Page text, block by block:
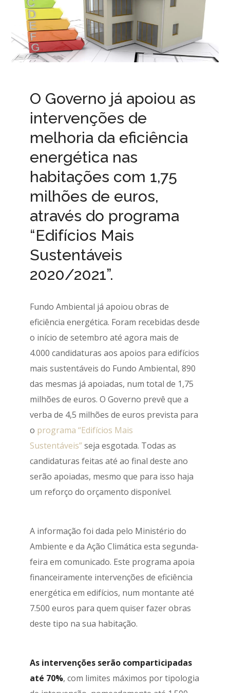
O Governo já apoiou as
intervenções de
melhoria da eficiência
energética nas
habitações com 1,75
milhões de euros,
através do programa
“Edifícios Mais
Sustentáveis
2020/2021”.
Fundo Ambiental já apoiou obras de
eficiência energética. Foram recebidas desde
o início de setembro até agora mais de
4.000 candidaturas aos apoios para edifícios
mais sustentáveis do Fundo Ambiental, 890
das mesmas já apoiadas, num total de 1,75
milhões de euros. O Governo prevê que a
verba de 4,5 milhões de euros prevista para
o programa “Edifícios Mais
Sustentáveis” seja esgotada. Todas as
candidaturas feitas até ao final deste ano
serão apoiadas, mesmo que para isso haja
um reforço do orçamento disponível.
A informação foi dada pelo Ministério do
Ambiente e da Ação Climática esta segunda-
feira em comunicado. Este programa apoia
financeiramente intervenções de eficiência
energética em edifícios, num montante até
7.500 euros para quem quiser fazer obras
deste tipo na sua habitação.
As intervenções serão comparticipadas
até 70%, com limites máximos por tipologia